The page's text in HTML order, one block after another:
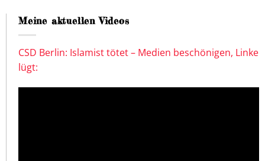
Meine aktuellen Videos
CSD Berlin: Islamist tötet – Medien beschönigen, Linke
lügt: